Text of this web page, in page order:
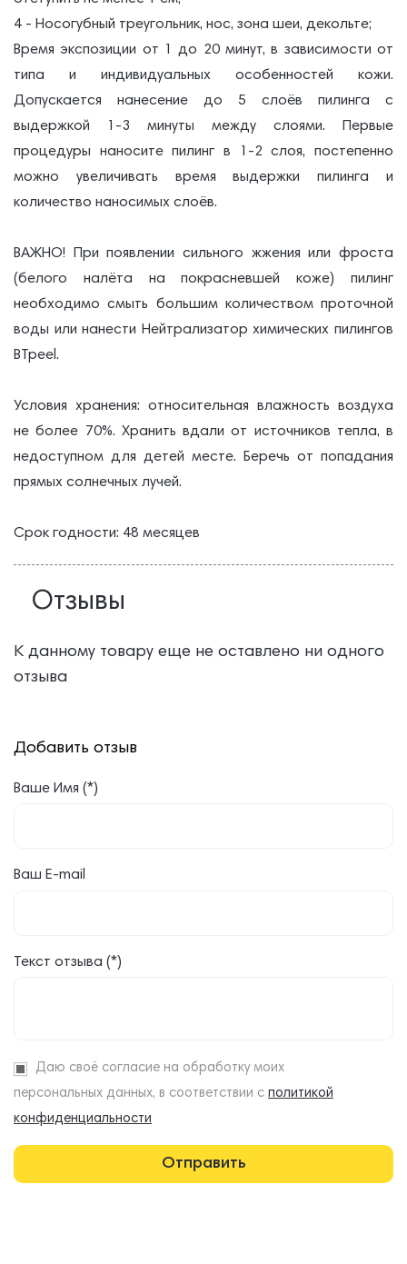
4 - Носогубный треугольник, нос, зона шеи, декольте;
Время экспозиции от 1 до 20 минут, в зависимости от
типа и индивидуальных особенностей кожи.
Допускается нанесение до 5 слоёв пилинга с
выдержкой 1-3 минуты между слоями. Первые
процедуры наносите пилинг в 1-2 слоя, постепенно
можно увеличивать время выдержки пилинга и
количество наносимых слоёв.
ВАЖНО! При появлении сильного жжения или фроста
(белого налёта на покрасневшей коже) пилинг
необходимо смыть большим количеством проточной
воды или нанести Нейтрализатор химических пилингов
BTpeel.
Условия хранения: относительная влажность воздуха
не более 70%. Хранить вдали от источников тепла, в
недоступном для детей месте. Беречь от попадания
прямых солнечных лучей.
Срок годности: 48 месяцев
Отзывы
К данному товару еще не оставлено ни одного
отзыва
Добавить отзыв
Ваше Имя (*)
Ваш E-mail
Текст отзыва (*)
Даю своё согласие на обработку моих
персональных данных, в соответствии с политикой
конфиденциальности